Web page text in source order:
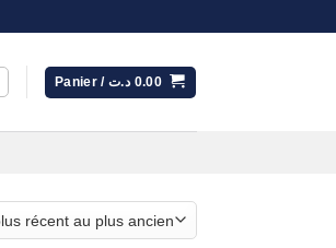
Panier / 0.00 د.ت